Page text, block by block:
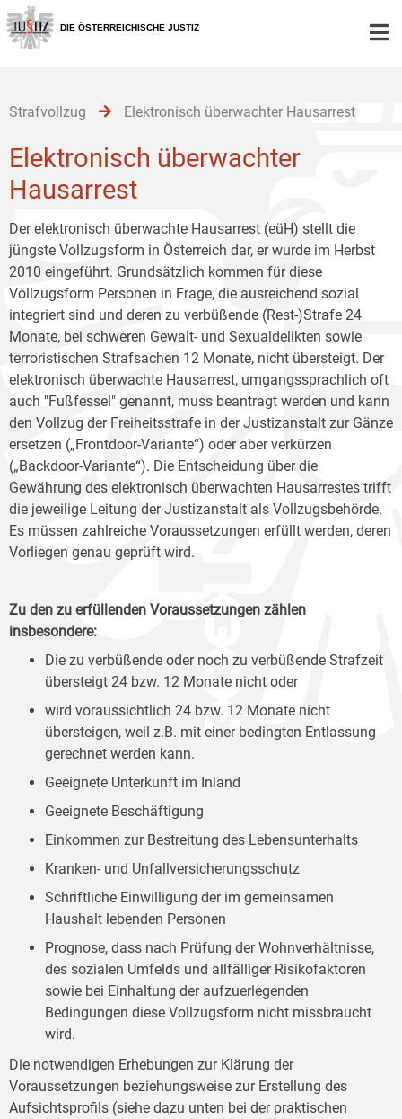
Zur
Hauptnavigation
[1]
Zum
Inhalt
[2]
Zum
Untermenü
[3]
DIE ÖSTERREICHISCHE JUSTIZ
Strafvollzug Elektronisch überwachter Hausarrest
Elektronisch überwachter
Hausarrest
Der elektronisch überwachte Hausarrest (eüH) stellt die
jüngste Vollzugsform in Österreich dar, er wurde im Herbst
2010 eingeführt. Grundsätzlich kommen für diese
Vollzugsform Personen in Frage, die ausreichend sozial
integriert sind und deren zu verbüßende (Rest-)Strafe 24
Monate, bei schweren Gewalt- und Sexualdelikten sowie
terroristischen Strafsachen 12 Monate, nicht übersteigt. Der
elektronisch überwachte Hausarrest, umgangssprachlich oft
auch "Fußfessel" genannt, muss beantragt werden und kann
den Vollzug der Freiheitsstrafe in der Justizanstalt zur Gänze
ersetzen („Frontdoor-Variante“) oder aber verkürzen
(„Backdoor-Variante“). Die Entscheidung über die
Gewährung des elektronisch überwachten Hausarrestes trifft
die jeweilige Leitung der Justizanstalt als Vollzugsbehörde.
Es müssen zahlreiche Voraussetzungen erfüllt werden, deren
Vorliegen genau geprüft wird.
Zu den zu erfüllenden Voraussetzungen zählen
insbesondere:
Die zu verbüßende oder noch zu verbüßende Strafzeit
übersteigt 24 bzw. 12 Monate nicht oder
wird voraussichtlich 24 bzw. 12 Monate nicht
übersteigen, weil z.B. mit einer bedingten Entlassung
gerechnet werden kann.
Geeignete Unterkunft im Inland
Geeignete Beschäftigung
Einkommen zur Bestreitung des Lebensunterhalts
Kranken- und Unfallversicherungsschutz
Schriftliche Einwilligung der im gemeinsamen
Haushalt lebenden Personen
Prognose, dass nach Prüfung der Wohnverhältnisse,
des sozialen Umfelds und allfälliger Risikofaktoren
sowie bei Einhaltung der aufzuerlegenden
Bedingungen diese Vollzugsform nicht missbraucht
wird.
Die notwendigen Erhebungen zur Klärung der
Voraussetzungen beziehungsweise zur Erstellung des
Aufsichtsprofils (siehe dazu unten bei der praktischen